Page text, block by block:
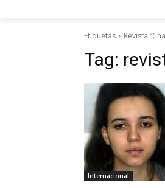
Etiquetas Revista
Tag:
Internacional